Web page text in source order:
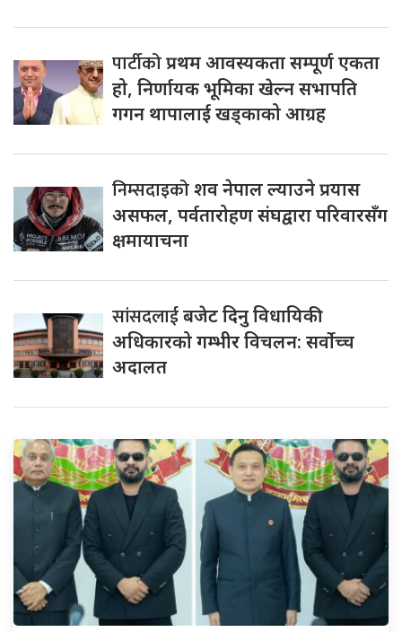
पार्टीकोप्रथम आवस्यकता सम्पूर्ण एकता
हो, निर्णायक भूमिका खेल्न सभापति
गगन थापालाई खड्काको आग्रह
निम्सदाइकोशव नेपाल ल्याउने प्रयास
असफल, पर्वतारोहण संघद्वारा परिवारसँग
क्षमायाचना
सांसदलाईबजेट दिनु विधायिकी
अधिकारको गम्भीर विचलन: सर्वोच्च
अदालत